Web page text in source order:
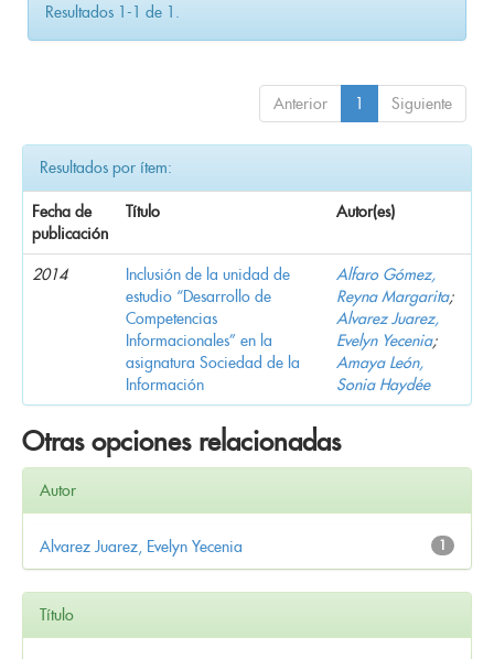
Resultados 1-1 de 1.
Anterior 1 Siguiente
Resultados por ítem:
Fecha de
publicación
Título Autor(es)
2014
Inclusión de la unidad de
estudio “Desarrollo de
Competencias
Informacionales” en la
asignatura Sociedad de la
Información
Alfaro Gómez,
Reyna Margarita;
Alvarez Juarez,
Evelyn Yecenia;
Amaya León,
Sonia Haydée
Otras opciones relacionadas
Autor
1
Alvarez Juarez, Evelyn Yecenia
Título